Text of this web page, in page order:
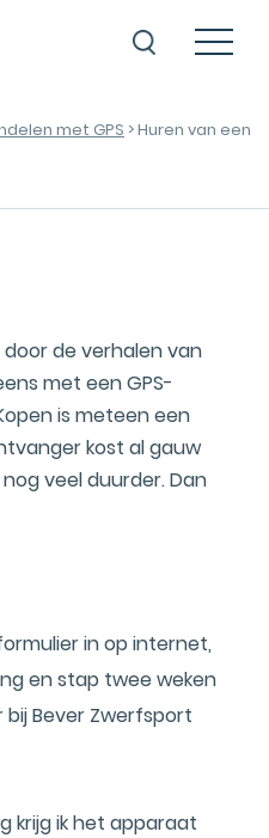
met GPS > Huren van een
de verhalen van
met een GPS-
is meteen een
kost al gauw
veel duurder. Dan
in op internet,
en stap twee weken
Bever Zwerfsport
krijg ik het apparaat